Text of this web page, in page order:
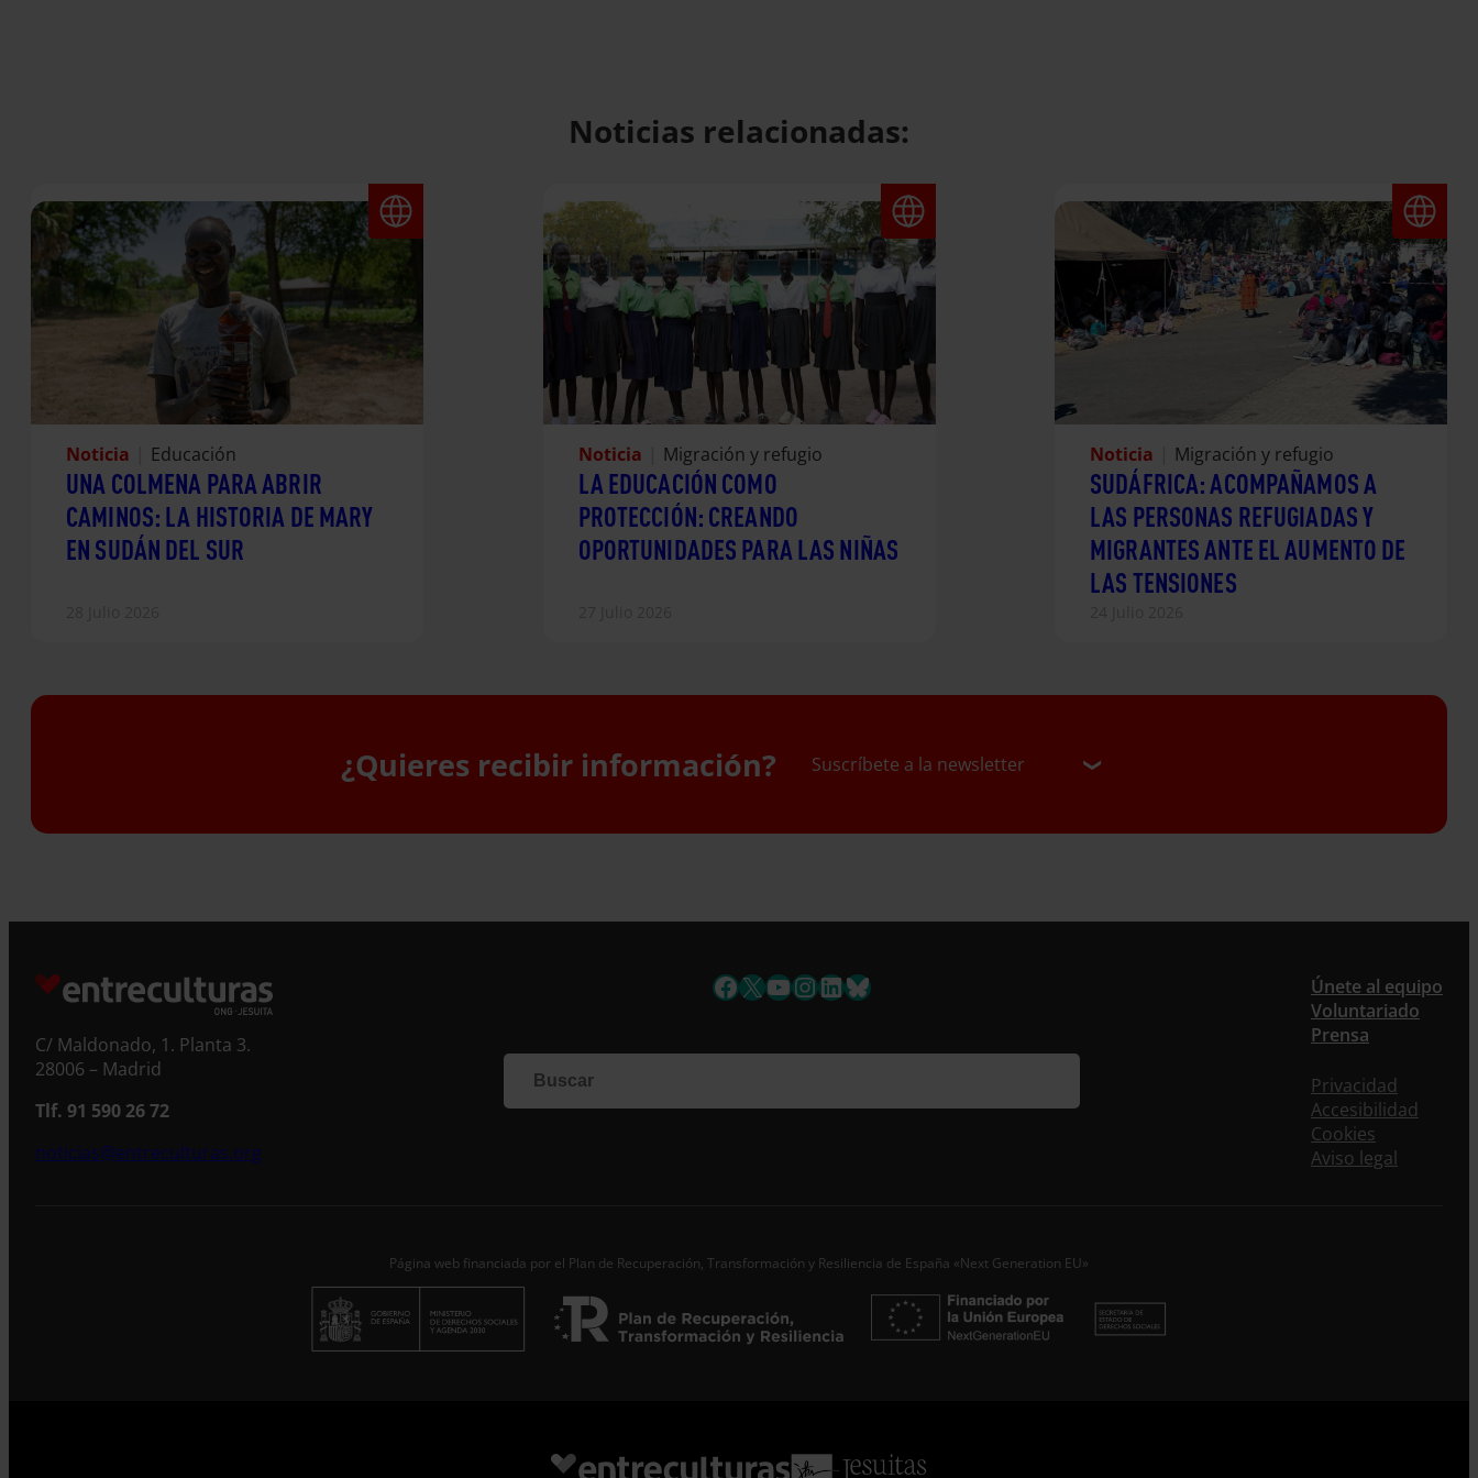
Noticias relacionadas:
Noticia Educación
UNA COLMENA PARA ABRIR
CAMINOS: LA HISTORIA DE MARY
EN SUDÁN DEL SUR
Noticia Migración y refugio
LA EDUCACIÓN COMO
PROTECCIÓN: CREANDO
OPORTUNIDADES PARA LAS NIÑAS
Noticia Migración y refugio
SUDÁFRICA: ACOMPAÑAMOS A
LAS PERSONAS REFUGIADAS Y
MIGRANTES ANTE EL AUMENTO DE
LAS TENSIONES
¿Quieres recibir información? Suscríbete a la newsletter
Si quieres recibir nuestra newsletter mensual y los
información, no dejes de completar este formulario.
Al instante, te daremos de alta en nuestra base de
datos y podrás estar al tanto de todas las novedades.
Correo electrónico *
Acepto laPolítica de Privacidad
Desde ENTRECULTURAS FE Y ALEGRÍA ESPAÑA trataremos los datos
C/ Maldonado, 1. Planta 3.
28006 – Madrid
Tlf. 91 590 26 72
noticias@entreculturas.org
Facebook
X YouTube
Instagram
LinkedIn
Bluesky
Únete al equipo
Voluntariado
Prensa
Privacidad
Accesibilidad
Cookies
Aviso legal
Página web financiada por el Plan de Recuperación, Transformación y Resiliencia de España «Next Generation EU»